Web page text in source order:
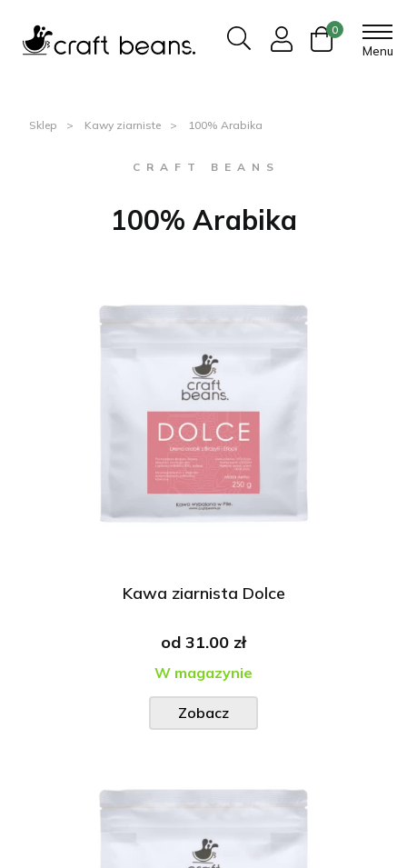
Menu
0
Sklep Kawy ziarniste 100% Arabika
C R A F T B E A N S
100% Arabika
Kawa ziarnista Dolce
od 31.00 zł
W magazynie
Zobacz